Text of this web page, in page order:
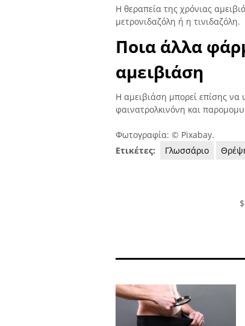
Η θεραπεία της χρόνιας
μετρονιδαζόλη ή η τινιδαζόλη.
Ποια άλλα
αμειβιάση
Η αμειβιάση μπορεί επίσης να
φαινατρολκινόνη και
Φωτογραφία: © Pixabay.
Ετικέτες:
Γλωσσάριο